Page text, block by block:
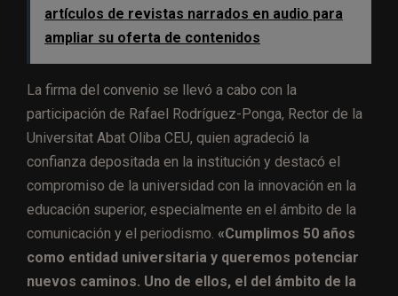
artículos de revistas narrados en audio para
ampliar su oferta de contenidos
La firma del convenio se llevó a cabo con la
participación de Rafael Rodríguez-Ponga, Rector de la
Universitat Abat Oliba CEU, quien agradeció la
confianza depositada en la institución y destacó el
compromiso de la universidad con la innovación en la
educación superior, especialmente en el ámbito de la
comunicación y el periodismo. «Cumplimos 50 años
como entidad universitaria y queremos potenciar
nuevos caminos. Uno de ellos, el del ámbito de la